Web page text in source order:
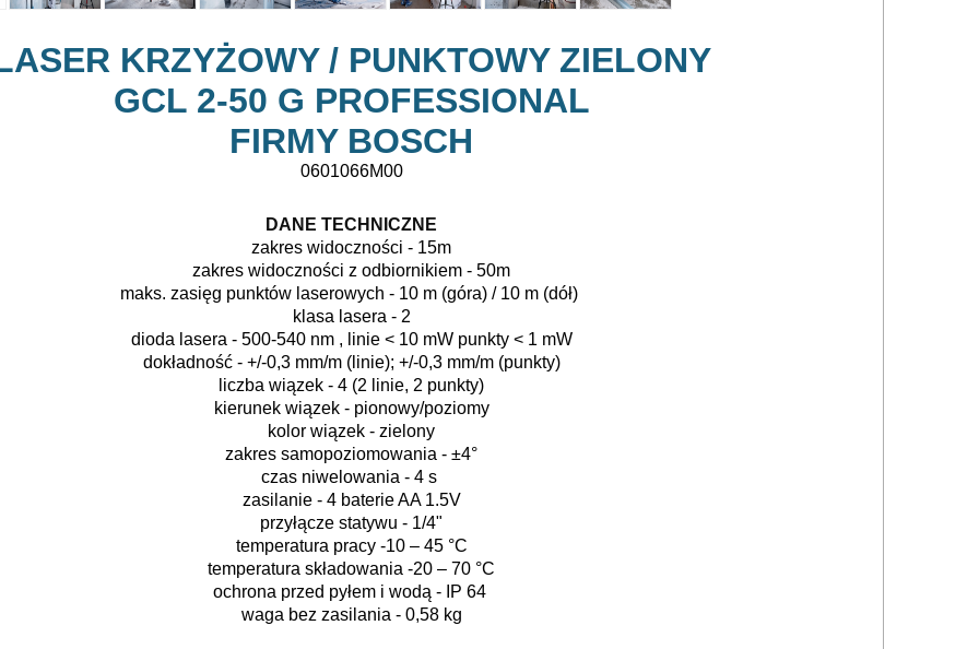
KRZYŻOWY / PUNKTOWY ZIELONY
GCL 2-50 G PROFESSIONAL
FIRMY BOSCH
0601066M00
DANE TECHNICZNE
zakres widoczności - 15m
zakres widoczności z odbiornikiem - 50m
maks. zasięg punktów laserowych - 10 m (góra) / 10 m (dół)
klasa lasera - 2
dioda lasera - 500-540 nm , linie < 10 mW punkty < 1 mW
dokładność - +/-0,3 mm/m (linie); +/-0,3 mm/m (punkty)
liczba wiązek - 4 (2 linie, 2 punkty)
kierunek wiązek - pionowy/poziomy
kolor wiązek - zielony
zakres samopoziomowania - ±4°
czas niwelowania - 4 s
zasilanie - 4 baterie AA 1.5V
przyłącze statywu - 1/4"
temperatura pracy -10 – 45 °C
temperatura składowania -20 – 70 °C
ochrona przed pyłem i wodą - IP 64
waga bez zasilania - 0,58 kg